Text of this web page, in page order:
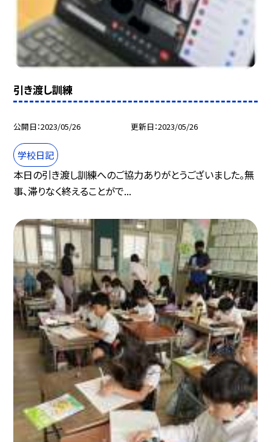
引き渡し訓練
公開日 2023/05/26 更新日 2023/05/26
学校日記
本日の引き渡し訓練へのご協力ありがとうございました。無
事、滞りなく終えることがで...